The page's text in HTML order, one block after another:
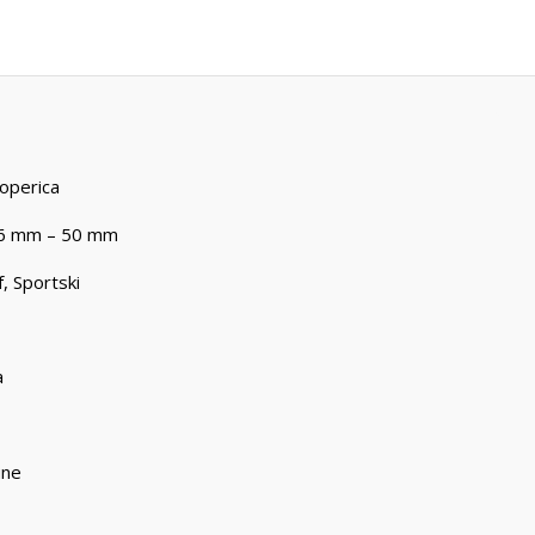
mm – 50 mm
, Sportski